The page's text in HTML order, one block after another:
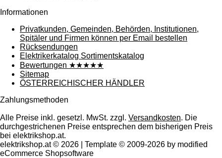
Informationen
Privatkunden, Gemeinden, Behörden, Institutionen,
Spitäler und Firmen können per Email bestellen
Rücksendungen
Elektrikerkatalog Sortimentskatalog
Bewertungen ★★★★★
Sitemap
ÖSTERREICHISCHER HÄNDLER
Zahlungsmethoden
Alle Preise inkl. gesetzl. MwSt. zzgl. Versandkosten. Die
durchgestrichenen Preise entsprechen dem bisherigen Preis
bei elektrikshop.at.
elektrikshop.at © 2026 | Template © 2009-2026 by modified
eCommerce Shopsoftware